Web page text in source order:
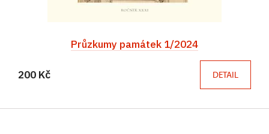
Průzkumy památek 1/2024
200 Kč DETAIL